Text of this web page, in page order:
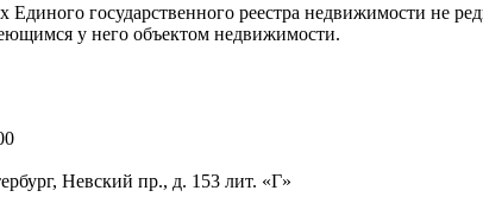
государственного реестра недвижимости не
у него объектом недвижимости.
, Невский пр., д. 153 лит. «Г»